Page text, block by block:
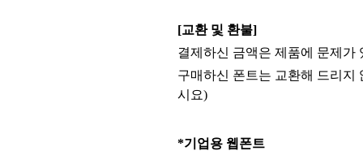
[교환 및 환불]
결제하신 금액은 제품에 문제가
구매하신 폰트는 교환해 드리지
시요)
*기업용 웹폰트